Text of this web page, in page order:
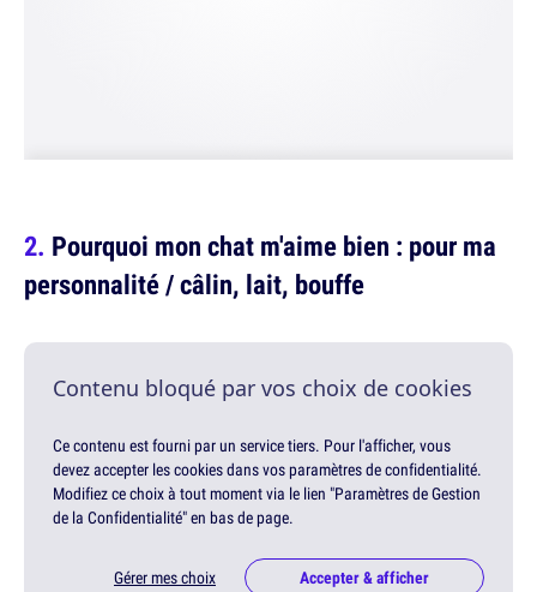
Pourquoi mon chat m'aime bien : pour ma
personnalité / câlin, lait, bouffe
Contenu bloqué par vos choix de cookies
Ce contenu est fourni par un service tiers. Pour l'afficher, vous
devez accepter les cookies dans vos paramètres de confidentialité.
Modifiez ce choix à tout moment via le lien "Paramètres de Gestion
de la Confidentialité" en bas de page.
Gérer mes choix Accepter & afficher